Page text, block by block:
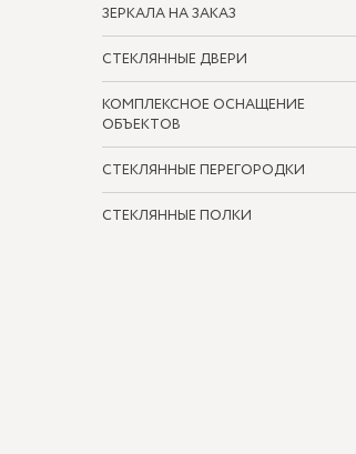
ЗЕРКАЛА НА ЗАКАЗ
СТЕКЛЯННЫЕ ДВЕРИ
КОМПЛЕКСНОЕ ОСНАЩЕНИЕ
ОБЪЕКТОВ
СТЕКЛЯННЫЕ ПЕРЕГОРОДКИ
СТЕКЛЯННЫЕ ПОЛКИ